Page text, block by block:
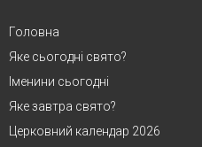
Головна
Яке сьогодні свято?
Іменини сьогодні
Яке завтра свято?
Церковний календар 2026